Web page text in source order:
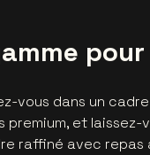
vous dans un
premium, et laissez-
raffiné avec repas